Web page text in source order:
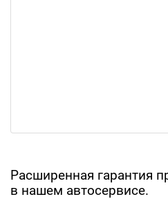
Расширенная гарантия
в нашем автосервисе.